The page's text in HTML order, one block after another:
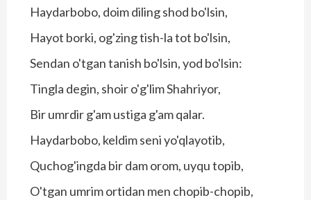
Haydarbobo, doim diling shod bo'lsin,
Hayot borki, og'zing tish-la tot bo'lsin,
Sendan o'tgan tanish bo'lsin, yod bo'lsin:
Tingla degin, shoir o'g'lim Shahriyor,
Bir umrdir g'am ustiga g'am qalar.
Haydarbobo, keldim seni yo'qlayotib,
Quchog'ingda bir dam orom, uyqu topib,
O'tgan umrim ortidan men chopib-chopib,